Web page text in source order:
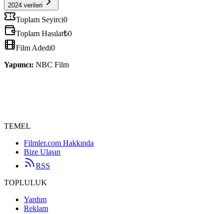
2024 verileri
Toplam Seyirci0
Toplam Hasılat₺0
Film Adedi0
Yapımcı: NBC Film
TEMEL
Filmler.com Hakkında
Bize Ulaşın
RSS
TOPLULUK
Yardım
Reklam